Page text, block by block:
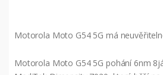
Motorola Moto G54 5G má
Motorola Moto G54 5G pohání 6nm